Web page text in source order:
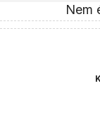
Nem